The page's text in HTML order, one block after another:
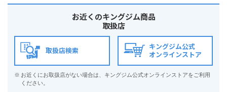
お近くのキングジム商品
取扱店
取扱店検索
キングジム公式
オンラインストア
※ お近くにお取扱店がない場合は、キングジム公式オンラインストアをご利用
ください。